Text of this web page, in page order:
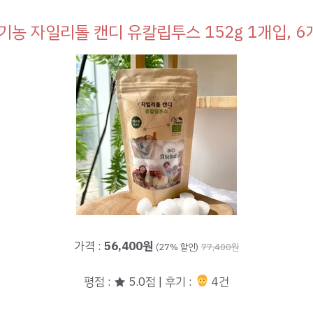
농 자일리톨 캔디 유칼립투스 152g 1개입, 6
가격 : 56,400원 (27% 할인) 77,400원
평점 : ★ 5.0점 | 후기 : 4건